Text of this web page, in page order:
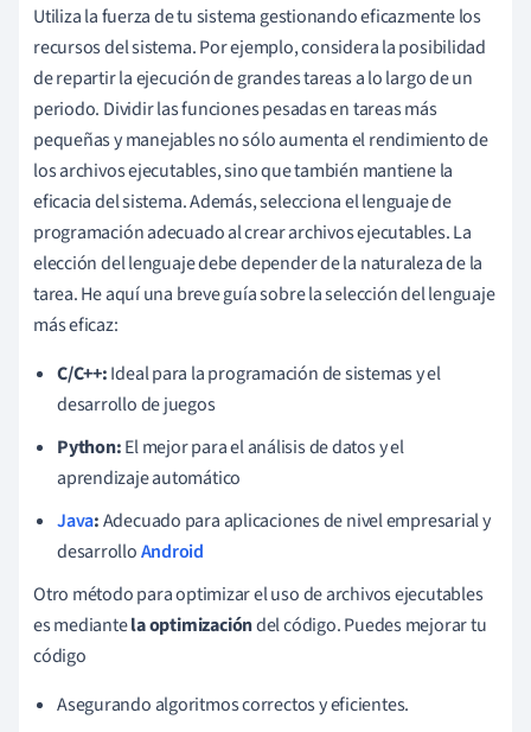
Utiliza la fuerza de tu sistema gestionando eficazmente los
recursos del sistema. Por ejemplo, considera la posibilidad
de repartir la ejecución de grandes tareas a lo largo de un
periodo. Dividir las funciones pesadas en tareas más
pequeñas y manejables no sólo aumenta el rendimiento de
los archivos ejecutables, sino que también mantiene la
eficacia del sistema. Además, selecciona el lenguaje de
programación adecuado al crear archivos ejecutables. La
elección del lenguaje debe depender de la naturaleza de la
tarea. He aquí una breve guía sobre la selección del lenguaje
más eficaz:
C/C++:Ideal para la programación de sistemas y el
desarrollo de juegos
Python:El mejor para el análisis de datos y el
aprendizaje automático
Java:Adecuado para aplicaciones de nivel empresarial y
desarrolloAndroid
Otro método para optimizar el uso de archivos ejecutables
es mediantela optimizacióndel código. Puedes mejorar tu
código
Asegurando algoritmos correctos y eficientes.